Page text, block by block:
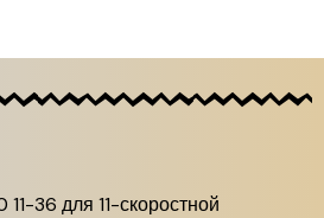
11-36 для 11-скоростной